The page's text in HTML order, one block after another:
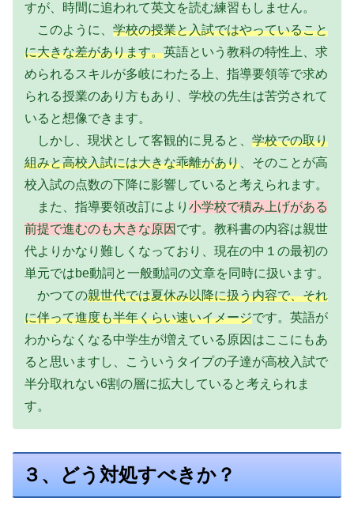
すが、時間に追われて英文を読む練習もしません。
このように、 学校の授業と入試ではやっていること
に大きな差があります。英語という教科の特性上、求
められるスキルが多岐にわたる上、指導要領等で求め
られる授業のあり方もあり、学校の先生は苦労されて
いると想像できます。
しかし、現状として客観的に見ると、 学校での取り
組みと高校入試には大きな乖離があり 、そのことが高
校入試の点数の下降に影響していると考えられます。
また、指導要領改訂により 小学校で積み上げがある
前提で進むのも大きな原因 です。教科書の内容は親世
代よりかなり難しくなっており、現在の中１の最初の
単元ではbe動詞と一般動詞の文章を同時に扱います。
かつての親世代では夏休み以降に扱う内容で、それ
に伴って進度も半年くらい速いイメージです。英語が
わからなくなる中学生が増えている原因はここにもあ
ると思いますし、こういうタイプの子達が高校入試で
半分取れない6割の層に拡大していると考えられま
す。
３、どう対処すべきか？